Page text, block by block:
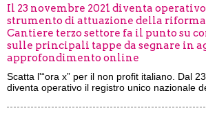
Il 23 novembre 2021 diventa
strumento di attuazione della riforma
Cantiere terzo settore fa il punto su
sulle principali tappe da segnare in
approfondimento online
Scatta l'“ora x” per il non profit italiano. Dal
diventa operativo il registro unico nazionale